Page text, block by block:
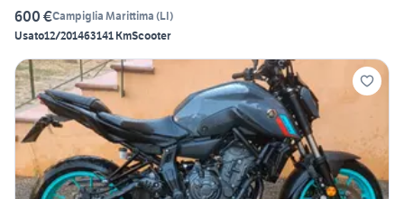
600 €Campiglia Marittima (LI)
Usato12/201463141 KmScooter